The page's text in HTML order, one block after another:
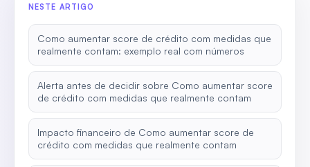
NESTE ARTIGO
Como aumentar score de crédito com medidas que
realmente contam: exemplo real com números
Alerta antes de decidir sobre Como aumentar score
de crédito com medidas que realmente contam
Impacto financeiro de Como aumentar score de
crédito com medidas que realmente contam